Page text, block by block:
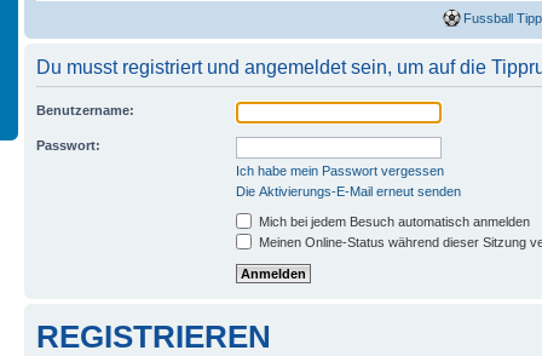
Fussball Tipp
Du musst registriert und angemeldet sein, um auf die
Benutzername:
Passwort:
Ich habe mein Passwort vergessen
Die Aktivierungs-E-Mail erneut senden
Mich bei jedem Besuch automatisch anmelden
Meinen Online-Status während dieser Sitzung
REGISTRIEREN